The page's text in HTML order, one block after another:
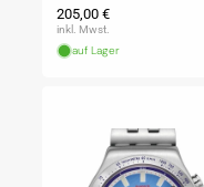
Normaler
Preis
205,00 €
inkl. Mwst.
auf Lager